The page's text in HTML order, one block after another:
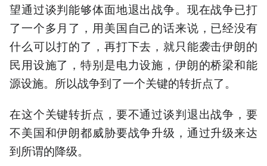
望通过谈判能够体面地退出战争。现在战争已打
了一个多月了，用美国自己的话来说，已经没有
什么可以打的了，再打下去，就只能袭击伊朗的
民用设施了，特别是电力设施，伊朗的桥梁和能
源设施。所以战争到了一个关键的转折点了。
在这个关键转折点，要不通过谈判退出战争，要
不美国和伊朗都威胁要战争升级，通过升级来达
到所谓的降级。